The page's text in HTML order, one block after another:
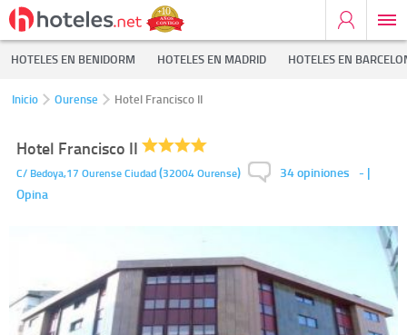
HOTELES EN BENIDORM HOTELES EN MADRID HOTELES EN
Inicio Ourense Hotel Francisco II
Hotel Francisco II
C/ Bedoya,17 Ourense Ciudad(32004Ourense) 34 opiniones - |
Opina